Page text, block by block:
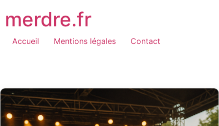
au
contenu
merdre.fr
Accueil Mentions légales Contact